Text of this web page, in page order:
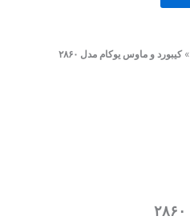
»کیبورد و ماوس یوکام مدل ۲۸۶۰